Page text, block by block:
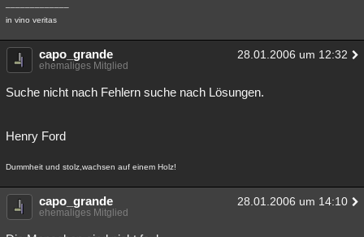
Astronomie
Musik Clash Allmystery English
Lesenswert
in vino veritas
capo_grande 28.01.2006 um 12:32
ehemaliges Mitglied
Suche nicht nach Fehlern suche nach Lösungen.
Henry Ford
Dummheit und stolz,wachsen auf einem Holz!
capo_grande 28.01.2006 um 14:10
ehemaliges Mitglied